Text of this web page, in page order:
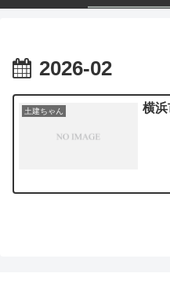
2026-02
土建ちゃん 横